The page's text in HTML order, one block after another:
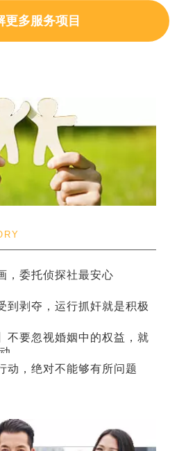
更多服务项目
，委托侦探社最安心
到剥夺，运行抓奸就是积极
不要忽视婚姻中的权益，就
动，绝对不能够有所问题